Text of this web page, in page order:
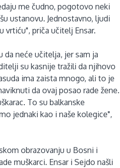
me čudno, pogotovo neki
ustanovu. Jednostavno, ljudi
vrtiću", priča učitelj Ensar.
da neće učitelja, jer sam ja
su kasnije tražili da njihovo
ima zaista mnogo, ali to je
da ovaj posao rade žene.
To su balkanske
jednaki kao i naše kolegice",
obrazovanju u Bosni i
muškarci. Ensar i Sejdo našli